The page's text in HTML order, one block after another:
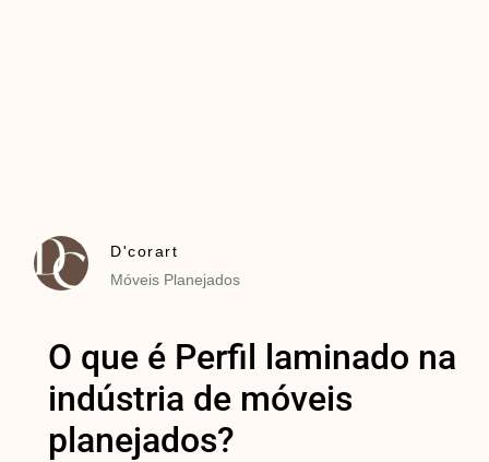
D'corart
Móveis Planejados
O que é Perfil laminado na
indústria de móveis
planejados?